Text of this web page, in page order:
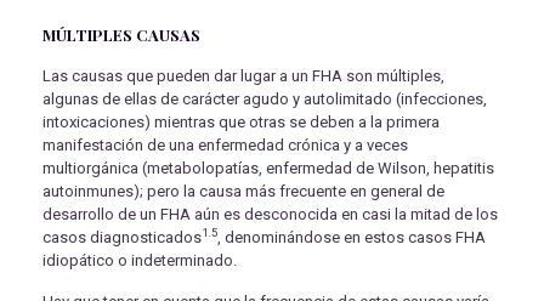
MÚLTIPLES CAUSAS
Las causas que pueden dar lugar a un FHA son múltiples,
algunas de ellas de carácter agudo y autolimitado (infecciones,
intoxicaciones) mientras que otras se deben a la primera
manifestación de una enfermedad crónica y a veces
multiorgánica (metabolopatías, enfermedad de Wilson, hepatitis
autoinmunes); pero la causa más frecuente en general de
desarrollo de un FHA aún es desconocida en casi la mitad de los
casos diagnosticados1.5 , denominándose en estos casos FHA
idiopático o indeterminado.